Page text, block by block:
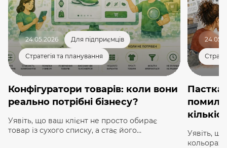
24.05.2026 Для підприємців
Стратегія та планування
Конфігуратори товарів: коли вони
реально потрібні бізнесу?
Уявіть, що ваш клієнт не просто обирає
товар із сухого списку, а стає його
Пастка
Уявіть,
кольорах